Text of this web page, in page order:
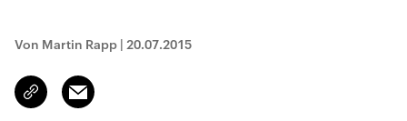
Von Martin Rapp | 20.07.2015
Link
kopieren/teilen
Email